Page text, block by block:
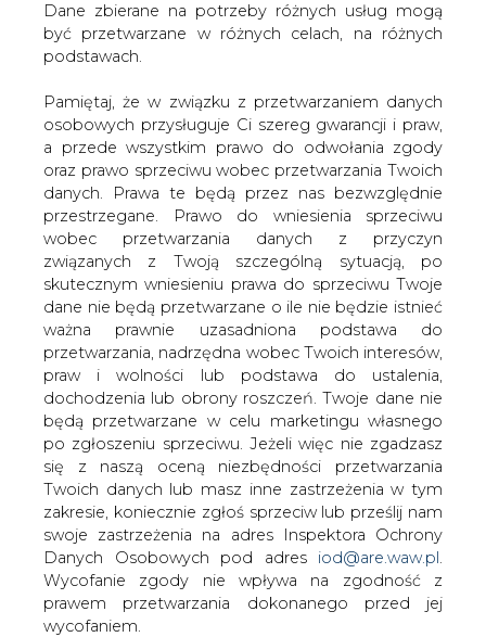
Dane zbierane na potrzeby różnych usług mogą
być przetwarzane w różnych celach, na różnych
podstawach.
Pamiętaj, że w związku z przetwarzaniem danych
osobowych przysługuje Ci szereg gwarancji i praw,
a przede wszystkim prawo do odwołania zgody
oraz prawo sprzeciwu wobec przetwarzania Twoich
danych. Prawa te będą przez nas bezwzględnie
przestrzegane. Prawo do wniesienia sprzeciwu
wobec przetwarzania danych z przyczyn
związanych z Twoją szczególną sytuacją, po
skutecznym wniesieniu prawa do sprzeciwu Twoje
dane nie będą przetwarzane o ile nie będzie istnieć
ważna prawnie uzasadniona podstawa do
przetwarzania, nadrzędna wobec Twoich interesów,
praw i wolności lub podstawa do ustalenia,
dochodzenia lub obrony roszczeń. Twoje dane nie
będą przetwarzane w celu marketingu własnego
po zgłoszeniu sprzeciwu. Jeżeli więc nie zgadzasz
się z naszą oceną niezbędności przetwarzania
Twoich danych lub masz inne zastrzeżenia w tym
zakresie, koniecznie zgłoś sprzeciw lub prześlij nam
swoje zastrzeżenia na adres Inspektora Ochrony
Danych Osobowych pod adres iod@are.waw.pl.
Wycofanie zgody nie wpływa na zgodność z
prawem przetwarzania dokonanego przed jej
wycofaniem.
Kurtyka: 80 proc. gmin chce
uczestniczyć w programie "Czyste
powietrze"
Do końca marca ok. 850 gmin
zadeklarowało chęć współpracy w
programie "Czyste powietrze" -
poinformował minister klimatu i
środowiska Michał Kurtyka. Oznacza to,
że w programie uczestniczyć będzie 80
proc. samorządów - dodał.
Minister przypomniał, że z końcem marca br. minął